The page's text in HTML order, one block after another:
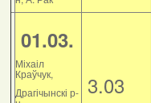
01.03.
Міхаіл
Краўчук,
Драгічынскі р-
3.03